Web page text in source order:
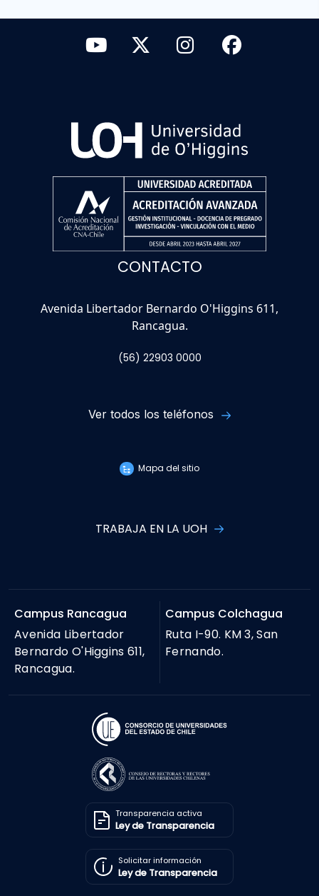
CONTACTO
Avenida Libertador Bernardo O'Higgins 611,
Rancagua.
(56) 22903 0000
Ver todos los teléfonos
Mapa del sitio
TRABAJA EN LA UOH
Campus Rancagua
Avenida Libertador
Bernardo O'Higgins 611,
Rancagua.
Campus Colchagua
Ruta I-90. KM 3, San
Fernando.
Transparencia activa
Ley de Transparencia
Solicitar información
Ley de Transparencia